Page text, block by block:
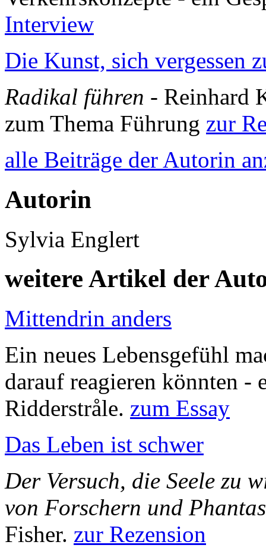
Interview
Die Kunst, sich vergessen
Radikal führen - Reinhard
zum Thema Führung zur
alle Beiträge der Autorin
Autorin
Sylvia Englert
weitere Artikel der
Mittendrin anders
Ein neues Lebensgefühl
darauf reagieren könnten -
Ridderstråle. zum Essay
Das Leben ist schwer
Der Versuch, die Seele zu
von Forschern und
Fisher. zur Rezension